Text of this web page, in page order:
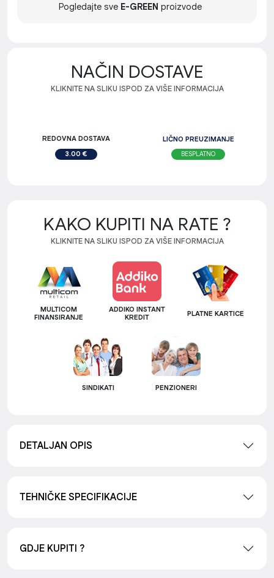
Pogledajte sve E-GREEN proizvode
NAČIN DOSTAVE
KLIKNITE NA SLIKU ISPOD ZA VIŠE INFORMACIJA
REDOVNA DOSTAVA
3.00 €
LIČNO PREUZIMANJE
BESPLATNO
KAKO KUPITI NA RATE ?
KLIKNITE NA SLIKU ISPOD ZA VIŠE INFORMACIJA
MULTICOM
FINANSIRANJE
ADDIKO INSTANT
KREDIT
PLATNE KARTICE
SINDIKATI PENZIONERI
DETALJAN OPIS
TEHNIČKE SPECIFIKACIJE
GDJE KUPITI ?